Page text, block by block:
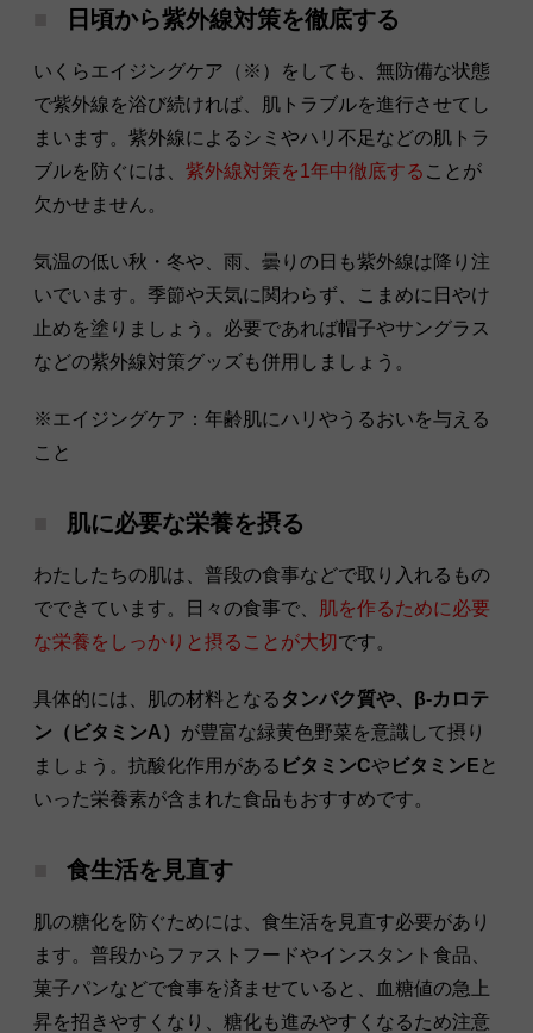
日頃から紫外線対策を徹底する
いくらエイジングケア（※）をしても、無防備な状態
で紫外線を浴び続ければ、肌トラブルを進行させてし
まいます。紫外線によるシミやハリ不足などの肌トラ
ブルを防ぐには、 紫外線対策を1年中徹底する ことが
欠かせません。
気温の低い秋・冬や、雨、曇りの日も紫外線は降り注
いでいます。季節や天気に関わらず、こまめに日やけ
止めを塗りましょう。必要であれば帽子やサングラス
などの紫外線対策グッズも併用しましょう。
※エイジングケア：年齢肌にハリやうるおいを与える
こと
肌に必要な栄養を摂る
わたしたちの肌は、普段の食事などで取り入れるもの
でできています。日々の食事で、
肌を作るために必要
な栄養をしっかりと摂ることが大切です。
具体的には、肌の材料となる タンパク質や、β-カロテ
ン（ビタミンA） が豊富な緑黄色野菜を意識して摂り
ましょう。抗酸化作用がある ビタミンCや ビタミンE と
いった栄養素が含まれた食品もおすすめです。
食生活を見直す
肌の糖化を防ぐためには、食生活を見直す必要があり
ます。普段からファストフードやインスタント食品、
菓子パンなどで食事を済ませていると、血糖値の急上
昇を招きやすくなり、糖化も進みやすくなるため注意